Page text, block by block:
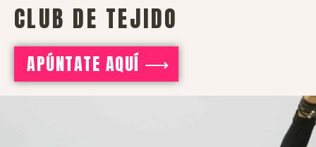
CLUB DE TEJIDO
APÚNTATE AQUÍ ⟶